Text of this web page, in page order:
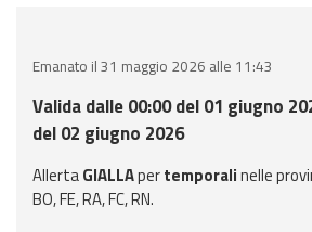
Previsioni meteo e
marine
Dati osservati
Emanato il 31 maggio 2026 alle 11:43
Valida dalle 00:00 del 01 giugno
del 02 giugno 2026
AllertaGIALLApertemporalinelle
BO, FE, RA, FC, RN.